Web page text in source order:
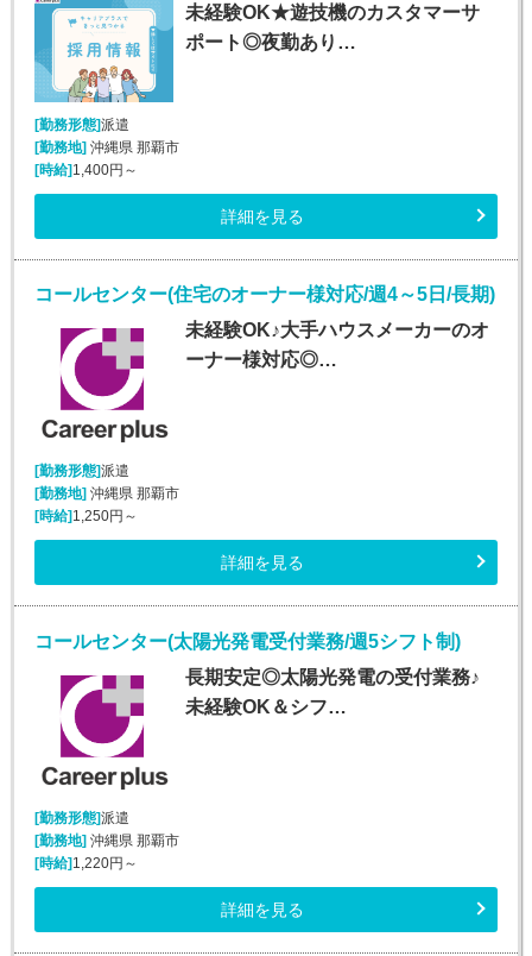
未経験OK★遊技機のカスタマーサ
ポート◎夜勤あり…
[勤務形態]派遣
[勤務地]沖縄県 那覇市
[時給]1,400円～
詳細を見る
コールセンター(住宅のオーナー様対応/週4～5日/長期)
未経験OK♪大手ハウスメーカーのオ
ーナー様対応◎…
[勤務形態]派遣
[勤務地] 沖縄県 那覇市
[時給] 1,250円～
詳細を見る
コールセンター(太陽光発電受付業務/週5シフト制)
長期安定◎太陽光発電の受付業務♪
未経験OK＆シフ…
[勤務形態]派遣
[勤務地] 沖縄県 那覇市
[時給] 1,220円～
詳細を見る